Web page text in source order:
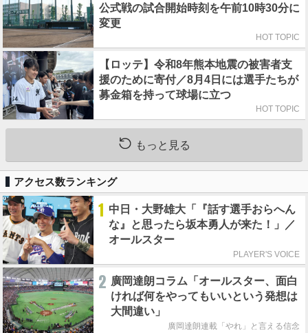
公式戦の試合開始時刻を午前10時30分に
変更
HOT TOPIC
【ロッテ】令和8年熊本地震の被害者支
援のために寄付／8月4日には選手たちが
募金箱を持って球場に立つ
HOT TOPIC
もっと見る
アクセス数ランキング
1 中日・大野雄大「『話す選手おらへん
な』と思ったら坂本勇人が来た！」／
オールスター
PLAYER'S VOICE
2 廣岡達朗コラム「オールスター、面白
ければ何をやってもいいという発想は
大間違い」
廣岡達朗連載「やれ」と言える信念